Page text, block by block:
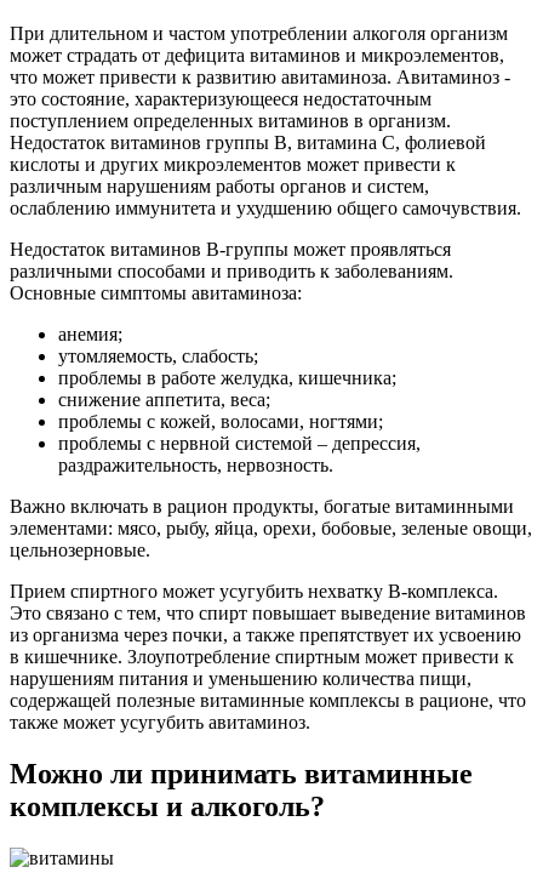
При длительном и частом употреблении алкоголя организм
может страдать от дефицита витаминов и микроэлементов,
что может привести к развитию авитаминоза. Авитаминоз -
это состояние, характеризующееся недостаточным
поступлением определенных витаминов в организм.
Недостаток витаминов группы В, витамина С, фолиевой
кислоты и других микроэлементов может привести к
различным нарушениям работы органов и систем,
ослаблению иммунитета и ухудшению общего самочувствия.
Недостаток витаминов В-группы может проявляться
различными способами и приводить к заболеваниям.
Основные симптомы авитаминоза:
анемия;
утомляемость, слабость;
проблемы в работе желудка, кишечника;
снижение аппетита, веса;
проблемы с кожей, волосами, ногтями;
проблемы с нервной системой – депрессия,
раздражительность, нервозность.
Важно включать в рацион продукты, богатые витаминными
элементами: мясо, рыбу, яйца, орехи, бобовые, зеленые овощи,
цельнозерновые.
Прием спиртного может усугубить нехватку В-комплекса.
Это связано с тем, что спирт повышает выведение витаминов
из организма через почки, а также препятствует их усвоению
в кишечнике. Злоупотребление спиртным может привести к
нарушениям питания и уменьшению количества пищи,
содержащей полезные витаминные комплексы в рационе, что
также может усугубить авитаминоз.
Можно ли принимать витаминные
комплексы и алкоголь?